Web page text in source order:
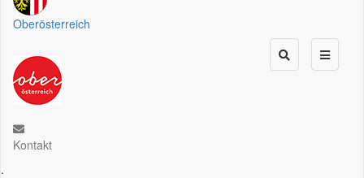
Oberösterreich
Kontakt
.